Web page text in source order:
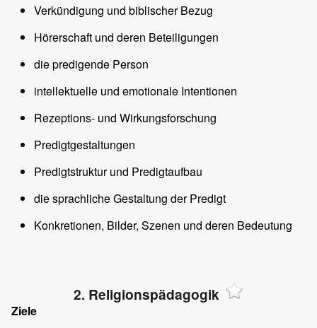
Verkündigung und biblischer Bezug
Hörerschaft und deren Beteiligungen
die predigende Person
intellektuelle und emotionale Intentionen
Rezeptions- und Wirkungsforschung
Predigtgestaltungen
Predigtstruktur und Predigtaufbau
die sprachliche Gestaltung der Predigt
Konkretionen, Bilder, Szenen und deren Bedeutung
2. Religionspädagogik
Ziele